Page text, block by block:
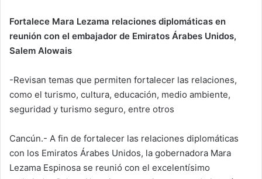
Fortalece Mara Lezama relaciones diplomáticas en
reunión con el embajador de Emiratos Árabes Unidos,
Salem Alowais
-Revisan temas que permiten fortalecer las relaciones,
como el turismo, cultura, educación, medio ambiente,
seguridad y turismo seguro, entre otros
Cancún.- A fin de fortalecer las relaciones diplomáticas
con los Emiratos Árabes Unidos, la gobernadora Mara
Lezama Espinosa se reunió con el excelentísimo